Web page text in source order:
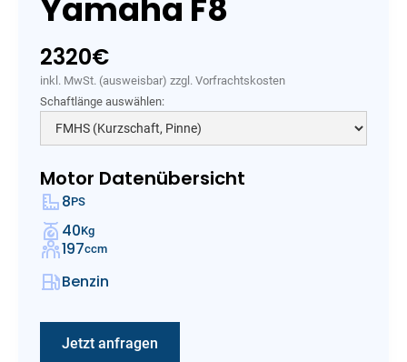
Yamaha F8
2320€
inkl. MwSt. (ausweisbar) zzgl. Vorfrachtskosten
Schaftlänge auswählen:
Motor Datenübersicht
8PS
40Kg
197ccm
Benzin
Jetzt anfragen